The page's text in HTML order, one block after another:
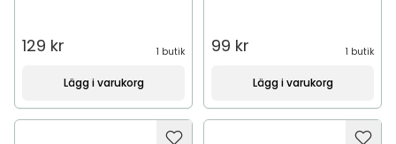
129 kr 1 butik
Lägg i varukorg
99 kr 1 butik
Lägg i varukorg